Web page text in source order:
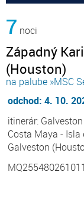
7 noci
Západný
(Houston)
na palube »MSC
odchod: 4. 10.
itinerár:
Costa Maya -
Galveston
MQ255480261011